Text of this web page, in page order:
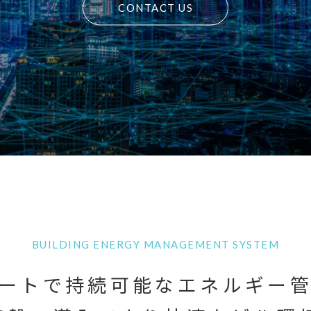
CONTACT US
BUILDING ENERGY MANAGEMENT SYSTEM
トで持続可能なエネルギー